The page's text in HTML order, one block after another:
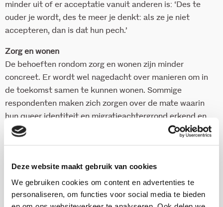
Deze website maakt gebruik van cookies
We gebruiken cookies om content en advertenties te
personaliseren, om functies voor social media te bieden
minder uit of er acceptatie vanuit anderen is: ‘Des te
ouder je wordt, des te meer je denkt: als ze je niet
accepteren, dan is dat hun pech.’
Zorg en wonen
De behoeften rondom zorg en wonen zijn minder
concreet. Er wordt wel nagedacht over manieren om in
de toekomst samen te kunnen wonen. Sommige
respondenten maken zich zorgen over de mate waarin
hun queer identiteit en migratieachtergrond erkend en
gerespecteerd zullen worden in de zorgsector.
Enkele aanbevelingen die uit het rapport naar voren
Voor sociaalwerkorganisaties en zorgorganisaties: